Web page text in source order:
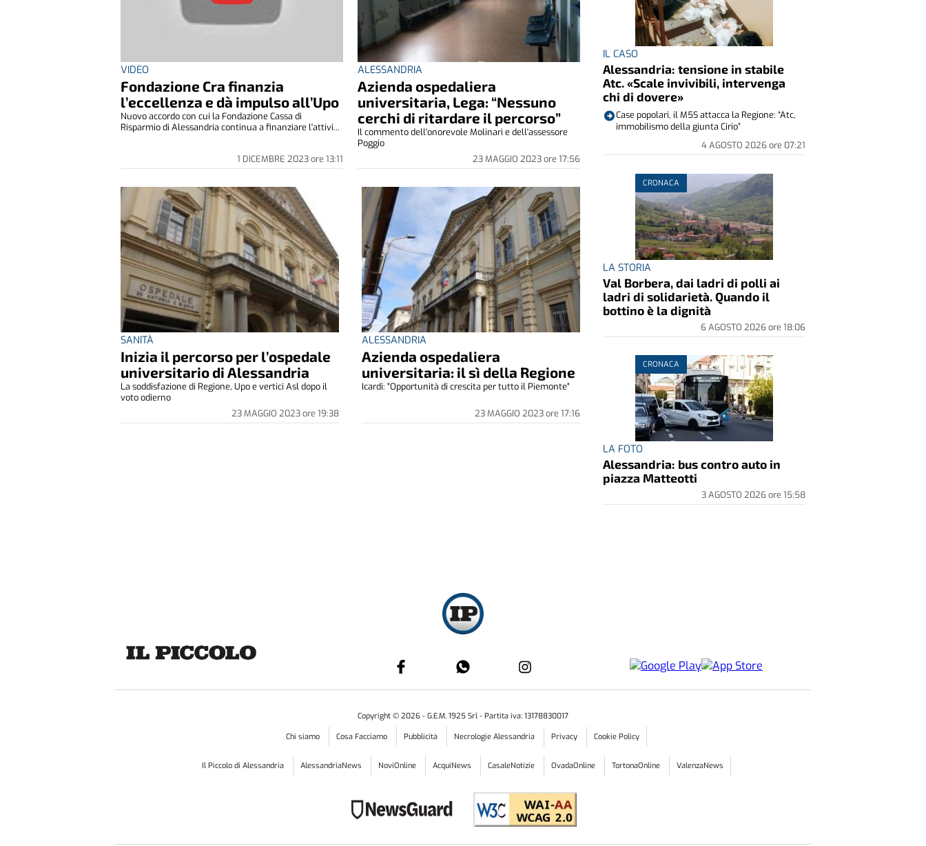
VIDEO
Fondazione Cra finanzia
l’eccellenza e dà impulso all’Upo
1 DICEMBRE 2023ore 13:11
Nuovo accordo con cui la Fondazione Cassa di
Risparmio di Alessandria continua a finanziare l'attivi...
ALESSANDRIA
Azienda ospedaliera
universitaria, Lega: “Nessuno
cerchi di ritardare il percorso”
23 MAGGIO 2023ore 17:56
Il commento dell'onorevole Molinari e dell'assessore
Poggio
SANITÀ
Inizia il percorso per l’ospedale
universitario di Alessandria
23 MAGGIO 2023ore 19:38
La soddisfazione di Regione, Upo e vertici Asl dopo il
voto odierno
ALESSANDRIA
Azienda ospedaliera
universitaria: il sì della Regione
23 MAGGIO 2023ore 17:16
Icardi: "Opportunità di crescita per tutto il Piemonte"
IL CASO
Alessandria: tensione in stabile
Atc. «Scale invivibili, intervenga
chi di dovere»
4 AGOSTO 2026ore 07:21
Case popolari, il M5S attacca la Regione: “Atc,
immobilismo della giunta Cirio”
CRONACA
LA STORIA
Val Borbera, dai ladri di polli ai
ladri di solidarietà. Quando il
bottino è la dignità
6 AGOSTO 2026ore 18:06
CRONACA
LA FOTO
Alessandria: bus contro auto in
piazza Matteotti
3 AGOSTO 2026ore 15:58
Copyright © 2026 - G.E.M. 1925 Srl - Partita iva: 13178830017
Chi siamo
Cosa Facciamo Pubblicità Necrologie Alessandria Privacy Cookie Policy
Il Piccolo di Alessandria AlessandriaNews NoviOnline AcquiNews CasaleNotizie OvadaOnline TortonaOnline ValenzaNews